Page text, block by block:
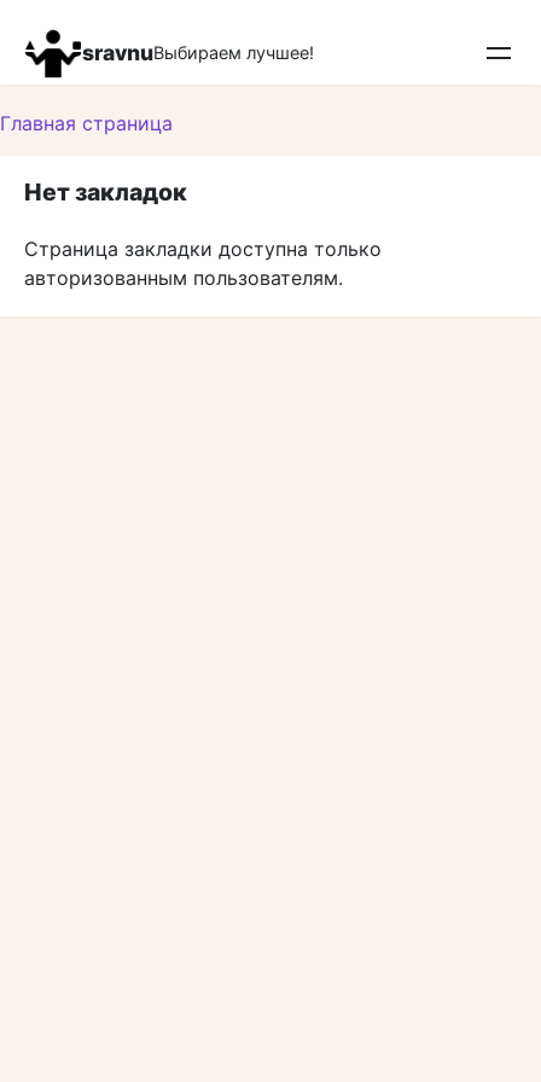
контенту
sravnuВыбираем лучшее!
Главная страница
Нет закладок
Страница закладки доступна только
авторизованным пользователям.